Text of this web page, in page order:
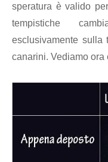
speratura è valido
tempistiche
esclusivamente
canarini. Vediamo ora